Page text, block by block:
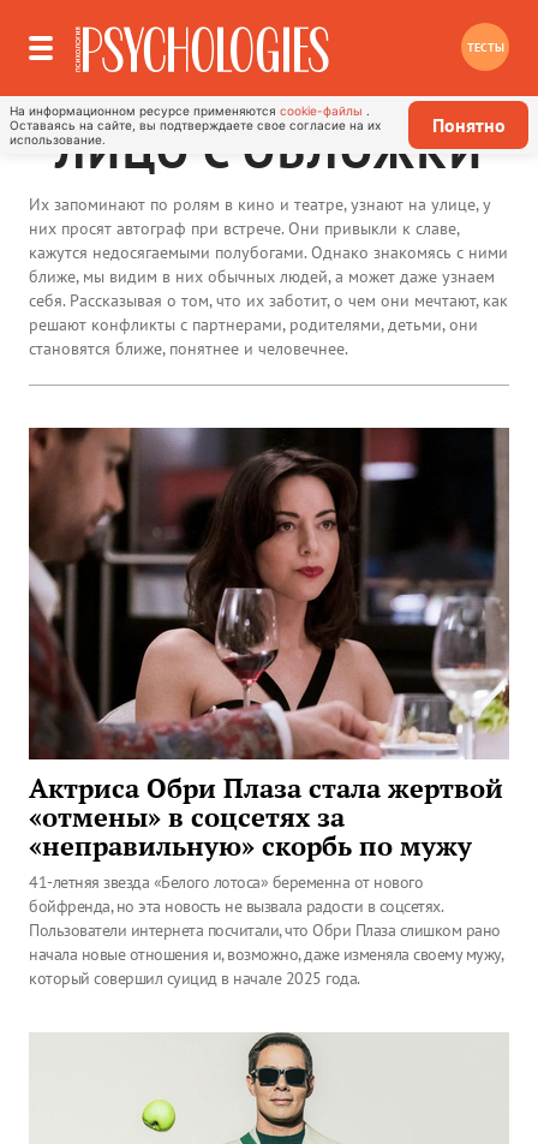
ТЕСТЫ
На информационном ресурсе применяются cookie-файлы
Оставаясь на сайте, вы подтверждаете свое согласие на их
использование.
Понятно
ЛИЦО С ОБЛОЖКИ
Их запоминают по ролям в кино и театре, узнают на улице, у
них просят автограф при встрече. Они привыкли к славе,
кажутся недосягаемыми полубогами. Однако знакомясь с ними
ближе, мы видим в них обычных людей, а может даже узнаем
себя. Рассказывая о том, что их заботит, о чем они мечтают, как
решают конфликты с партнерами, родителями, детьми, они
становятся ближе, понятнее и человечнее.
Актриса Обри Плаза стала жертвой
«отмены» в соцсетях за
«неправильную» скорбь по мужу
41-летняя звезда «Белого лотоса» беременна от нового
бойфренда, но эта новость не вызвала радости в соцсетях.
Пользователи интернета посчитали, что Обри Плаза слишком рано
начала новые отношения и, возможно, даже изменяла своему мужу,
который совершил суицид в начале 2025 года.